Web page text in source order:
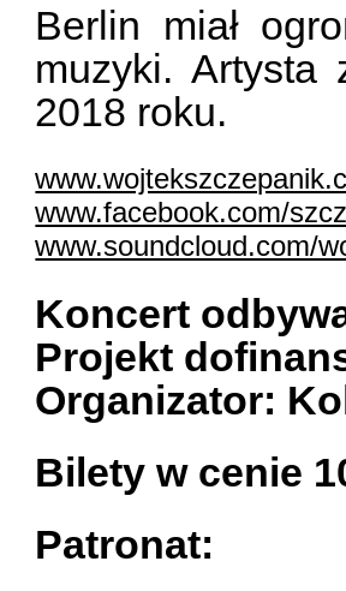
Berlin miał
muzyki.
2018 roku.
www.facebook.com/
www.soundcloud.com/
Koncert
Projekt
Organizator:
Bilety w cenie
Patronat: